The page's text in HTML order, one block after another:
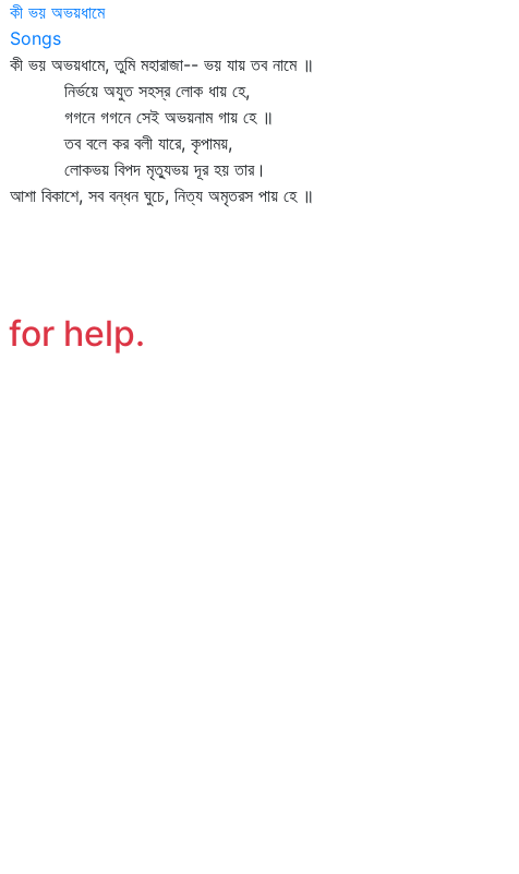
কী ভয় অভয়ধামে
Songs
কী ভয় অভয়ধামে, তুমি মহারাজা-- ভয় যায় তব নামে ॥
নির্ভয়ে অযুত সহস্র লোক ধায় হে,
গগনে গগনে সেই অভয়নাম গায় হে ॥
তব বলে কর বলী যারে, কৃপাময়,
লোকভয় বিপদ মৃত্যুভয় দূর হয় তার।
আশা বিকাশে, সব বন্ধন ঘুচে, নিত্য অমৃতরস পায় হে ॥
for help.